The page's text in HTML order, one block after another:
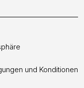
und Konditionen